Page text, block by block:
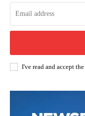
I've read and accept the